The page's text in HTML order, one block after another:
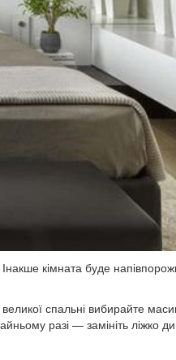
кімната буде
спальні вибирайте
разі — замініть ліжко